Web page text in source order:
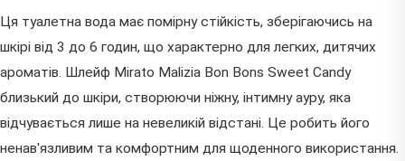
Ця туалетна вода має помірну стійкість, зберігаючись на
шкірі від 3 до 6 годин, що характерно для легких, дитячих
ароматів. Шлейф Mirato Malizia Bon Bons Sweet Candy
близький до шкіри, створюючи ніжну, інтимну ауру, яка
відчувається лише на невеликій відстані. Це робить його
ненав'язливим та комфортним для щоденного використання.